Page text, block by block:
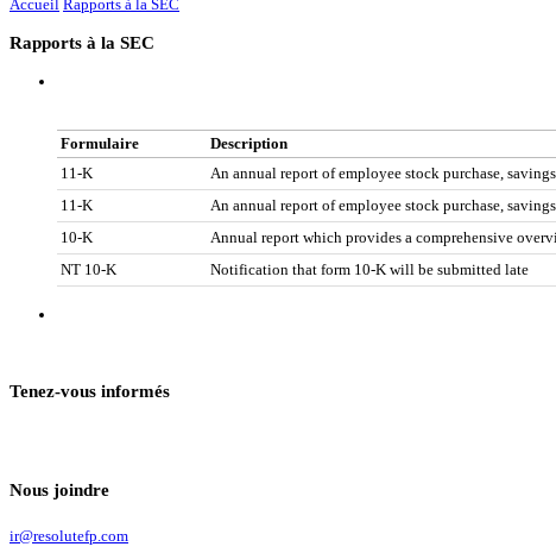
Accueil Rapports à la SEC
Rapports à la SEC
Formulaire
Description
11-K
An annual report of employee stock purchase,
11-K
An annual report of employee stock purchase,
10-K
Annual report which provides a comprehensive
NT 10-K
Notification that form 10-K will be submitted late
Tenez-vous informés
Nous joindre
ir@resolutefp.com